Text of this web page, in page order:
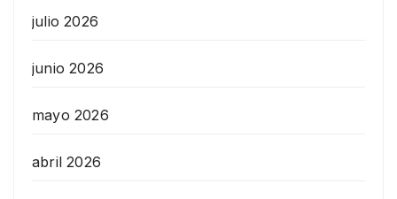
julio 2026
junio 2026
mayo 2026
abril 2026